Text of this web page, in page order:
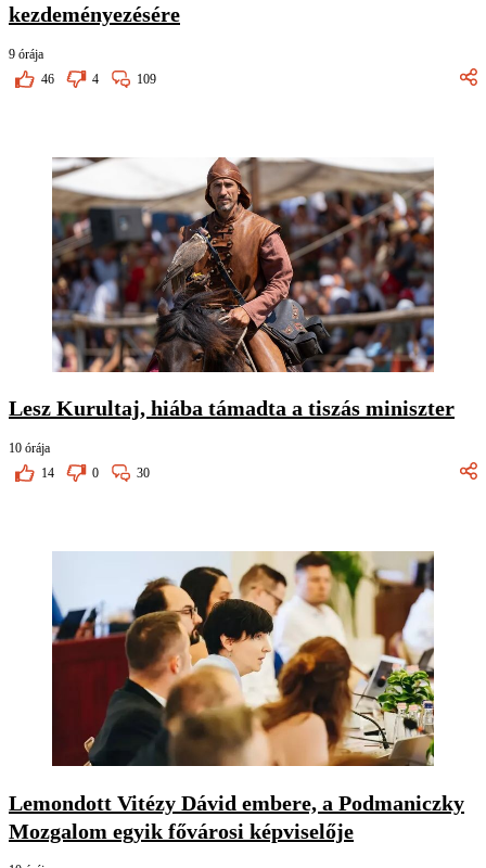
kezdeményezésére
9 órája
46
4 109
Lesz Kurultaj, hiába támadta a tiszás miniszter
10 órája
14
0 30
Lemondott Vitézy Dávid embere, a Podmaniczky
Mozgalom egyik fővárosi képviselője